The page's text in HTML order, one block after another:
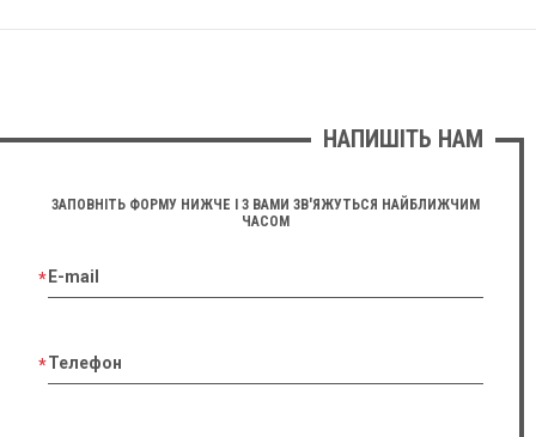
НАПИШІТЬ НАМ
ЗАПОВНІТЬ ФОРМУ НИЖЧЕ І З ВАМИ ЗВ'ЯЖУТЬСЯ НАЙБЛИЖЧИМ
ЧАСОМ
E-mail
Телефон